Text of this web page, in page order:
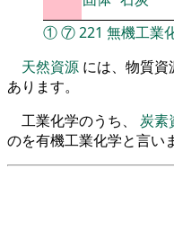
①⑦221 無機工業
天然資源 には、物質資
あります。
工業化学のうち、 炭素
のを有機工業化学と言い